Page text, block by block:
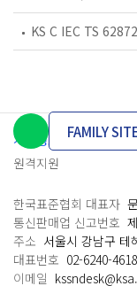
개인정보처리방침
원격지원
FAMILY
한국표준협회 대표자
통신판매업 신고번호
주소 서울시 강남구 테
대표번호 02-6240-
이메일